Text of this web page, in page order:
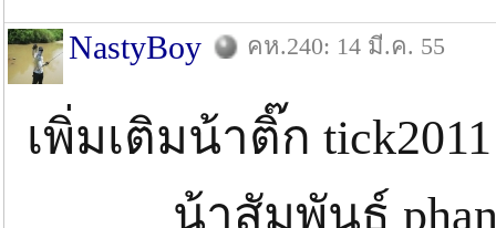
NastyBoy คห.240: 14 มี.ค. 55
เพิ่มเติมน้าติ๊ก
น้าสัมพันธ์